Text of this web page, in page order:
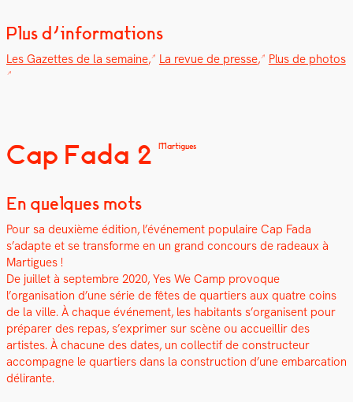
Plus d’informations
Les Gazettes de la semaine, La revue de presse, Plus de pho­tos
Cap Fada 2 Martigues
En quelques mots
Pour sa deux­ième édi­tion, l’événe­ment pop­u­laire Cap Fada
s’adapte et se trans­forme en un grand con­cours de radeaux à
Mar­tigues !
De juil­let à sep­tem­bre 2020, Yes We Camp provoque
l’organisation d’une série de fêtes de quartiers aux qua­tre coins
de la ville. À chaque événe­ment, les habi­tants s’organisent pour
pré­par­er des repas, s’exprimer sur scène ou accueil­lir des
artistes. À cha­cune des dates, un col­lec­tif de con­struc­teur
accom­pa­gne le quartiers dans la con­struc­tion d’une embar­ca­tion
déli­rante.